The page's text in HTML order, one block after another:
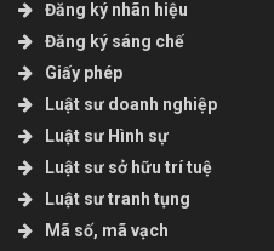
Đăng ký nhãn hiệu
Đăng ký sáng chế
Giấy phép
Luật sư doanh nghiệp
Luật sư Hình sự
Luật sư sở hữu trí tuệ
Luật sư tranh tụng
Mã số, mã vạch